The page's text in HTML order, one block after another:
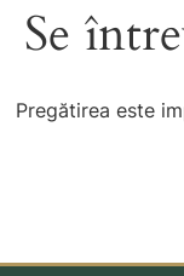
Se
Pregătirea este